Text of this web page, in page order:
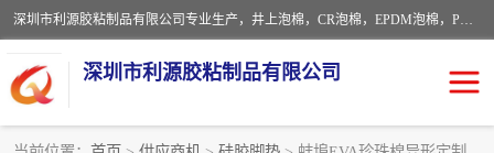
深圳市利源胶粘制品有限公司专业生产，井上泡棉，CR泡棉，EPDM泡棉，PORON泡棉厚度剖切，公差正负0.1mm，硅胶条，脚垫，异形一次成型，雕刻EVA海绵；包装材料:精密仪器、医疗器具、运输时缓冲、防震材料。建筑:住房装潢材料、房屋门窗密封；轻便、强韧性：轻便并且具有较强的韧性，良好的耐油性与耐溶剂性。隔热性：导热性低具有优越的保温性，具有的回弹性。
深圳市利源胶粘制品有限公司